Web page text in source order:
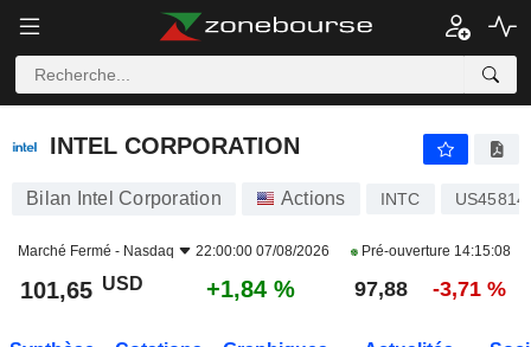
INTEL CORPORATION
INTEL CORPORATION
Bilan Intel Corporation Actions INTC
Marché Fermé - Nasdaq 22:00:00 07/08/2026 Pré-ouverture 14:15:08
101,65 USD +1,84 % 97,88 -3,71 %